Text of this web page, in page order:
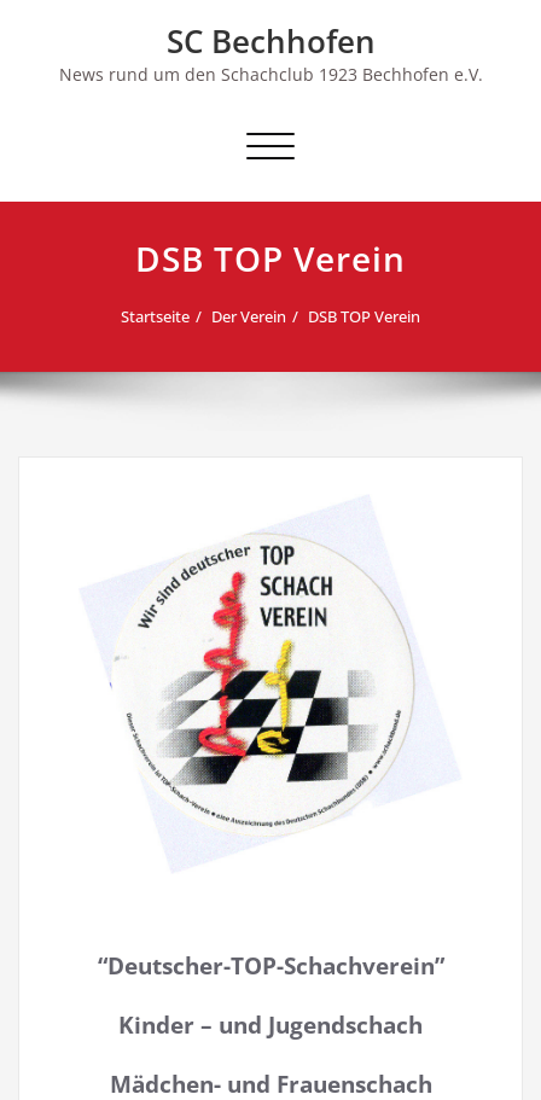
SC Bechhofen
News rund um den Schachclub 1923 Bechhofen e.V.
Schalte
DSB TOP Verein
Startseite Der Verein DSB TOP Verein
“Deutscher-TOP-Schachverein”
Kinder – und Jugendschach
Mädchen- und Frauenschach